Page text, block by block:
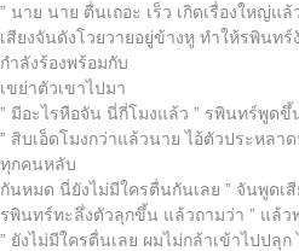
” นาย นาย ตื่นเถอะ เร็ว เกิดเรื่องใหญ่แล้
เสียงจันดังโวยวายอยู่ข้างหู ทำให้รพินท
กำลังร้องพร้อมกับ
เขย่าตัวเขาไปมา
” มีอะไรหือจัน นี่กี่โมงแล้ว ” รพินทร์พูดขึ้
” สิบเอ็ดโมงกว่าแล้วนาย ไอ้ตัวประหลา
ทุกคนหลับ
กันหมด นี่ยังไม่มีใครตื่นกันเลย ” จันพูดเ
รพินทร์ทะลึ่งตัวลุกขึ้น แล้วถามว่า ” แล้ว
” ยังไม่มีใครตื่นเลย ผมไม่กล้าเข้าไปปลุ